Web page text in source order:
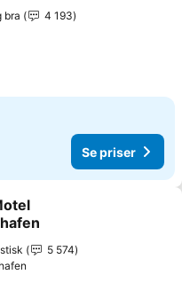
bra
4 193
Se priser
til i favoritter
5 574